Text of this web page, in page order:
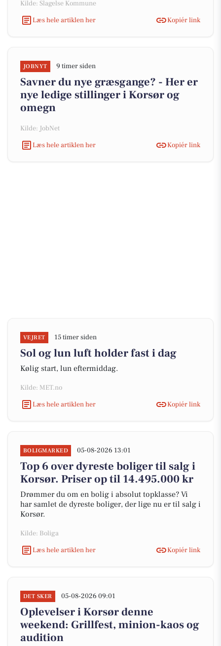
Kilde: Slagelse Kommune
Læs hele artiklen her
Kopiér link
JOBNYT 9 timer siden
Savner du nye græsgange? - Her er
nye ledige stillinger i Korsør og
omegn
Kilde: JobNet
Læs hele artiklen her
Kopiér link
VEJRET 15 timer siden
Sol og lun luft holder fast i dag
Kølig start, lun eftermiddag.
Kilde: MET.no
Læs hele artiklen her
Kopiér link
BOLIGMARKED 05-08-2026 13:01
Top 6 over dyreste boliger til salg i
Korsør. Priser op til 14.495.000 kr
Drømmer du om en bolig i absolut topklasse? Vi
har samlet de dyreste boliger, der lige nu er til salg i
Korsør.
Kilde: Boliga
Læs hele artiklen her
Kopiér link
DET SKER 05-08-2026 09:01
Oplevelser i Korsør denne
weekend: Grillfest, minion-kaos og
audition